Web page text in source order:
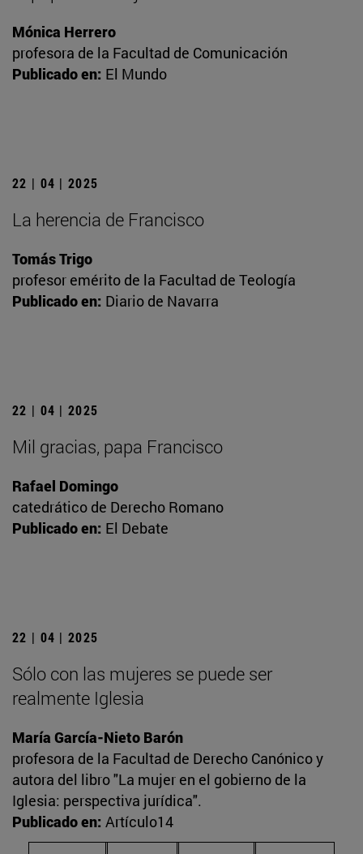
Mónica Herrero
profesora de la Facultad de Comunicación
Publicado en: El Mundo
22 | 04 | 2025
La herencia de Francisco
Tomás Trigo
profesor emérito de la Facultad de Teología
Publicado en: Diario de Navarra
22 | 04 | 2025
Mil gracias, papa Francisco
Rafael Domingo
catedrático de Derecho Romano
Publicado en: El Debate
22 | 04 | 2025
Sólo con las mujeres se puede ser
realmente Iglesia
María García-Nieto Barón
profesora de la Facultad de Derecho Canónico y
autora del libro "La mujer en el gobierno de la
Iglesia: perspectiva jurídica".
Publicado en: Artículo14